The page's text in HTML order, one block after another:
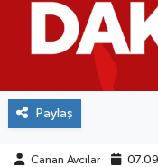
Paylaş
Canan Avcılar